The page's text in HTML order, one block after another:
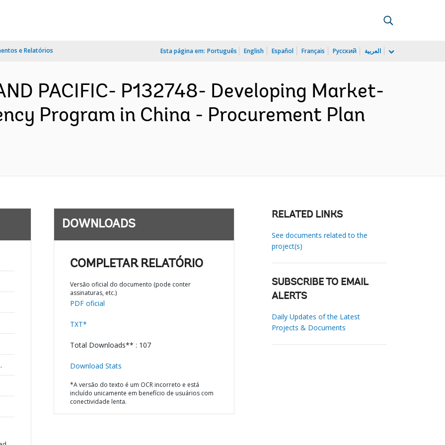
e Relatórios Esta página em: Português English Español Français Русский العربية
PACIFIC- P132748- Developing Market-
Program in China - Procurement Plan
DOWNLOADS
COMPLETAR RELATÓRIO
Versão oficial do documento (pode conter
assinaturas, etc.)
PDF oficial
TXT*
Total Downloads** : 107
Download Stats
*A versão do texto é um OCR incorreto e está
incluído unicamente em benefício de usuários com
conectividade lenta.
RELATED LINKS
See documents related to the
project(s)
SUBSCRIBE TO EMAIL
ALERTS
Daily Updates of the Latest
Projects & Documents